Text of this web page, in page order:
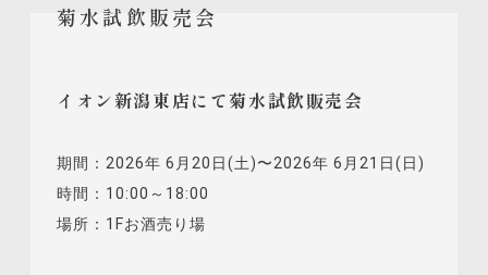
菊水試飲販売会
イオン新潟東店にて菊水試飲販売会
期間：2026年 6月20日(土)〜2026年 6月21日(日)
時間：10:00～18:00
場所：1Fお酒売り場